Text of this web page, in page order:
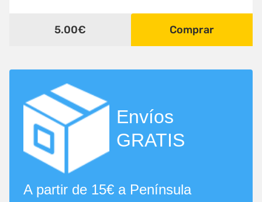
5.00€ Comprar
Envíos
GRATIS
A partir de 15€ a Península